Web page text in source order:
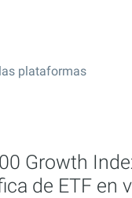
plataformas
Growth
de ETF en